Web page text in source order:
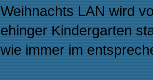
Weihnachts LAN wird
ehinger Kindergarten
wie immer im